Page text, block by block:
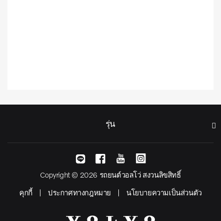
รุ่น
Copyright © 2026 รถยนต์วอลโว่ สงวนลิขสิทธิ์
คุกกี้
ประกาศทางกฎหมาย นโยบายความเป็นส่วนตัว